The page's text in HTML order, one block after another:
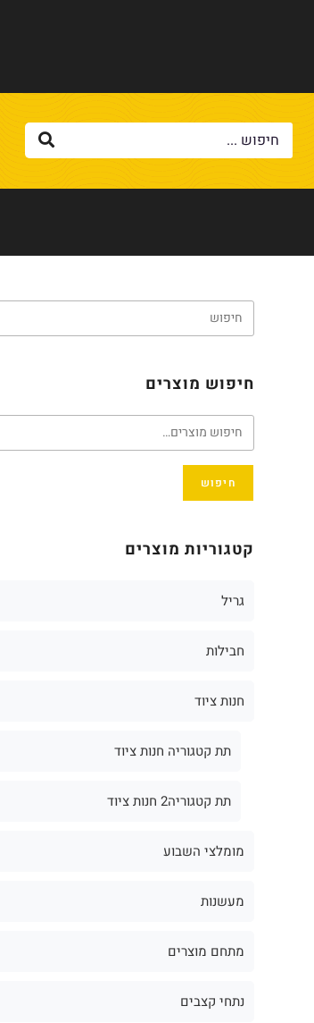
חיפוש מוצרים
חיפוש
קטגוריות מוצרים
גריל
חבילות
חנות ציוד
תת קטגוריה חנות ציוד
תת קטגוריה2 חנות ציוד
מומלצי השבוע
מעשנות
מתחם מוצרים
נתחי קצבים